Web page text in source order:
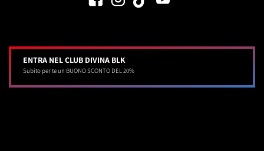
ENTRA NEL CLUB DIVINA BLK
Subito per te un BUONO SCONTO DEL 20%